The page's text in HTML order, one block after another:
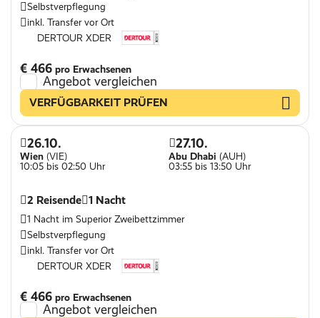
Selbstverpflegung
inkl. Transfer vor Ort
DERTOUR XDER
€ 466 pro Erwachsenen
Angebot vergleichen
VERFÜGBARKEIT PRÜFEN
26.10.
Wien (VIE)
10:05 bis 02:50 Uhr
27.10.
Abu Dhabi (AUH)
03:55 bis 13:50 Uhr
2 Reisende 1 Nacht
1 Nacht im Superior Zweibettzimmer
Selbstverpflegung
inkl. Transfer vor Ort
DERTOUR XDER
€ 466 pro Erwachsenen
Angebot vergleichen